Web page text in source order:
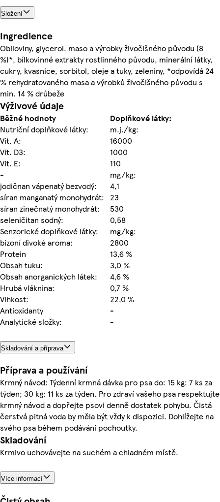
Složení
Ingredience
Obiloviny, glycerol, maso a výrobky živočišného původu (8
%)*, bílkovinné extrakty rostlinného původu, minerální látky,
cukry, kvasnice, sorbitol, oleje a tuky, zeleniny, *odpovídá 24
% rehydratovaného masa a výrobků živočišného původu s
min. 14 % drůbeže
Výživové údaje
Běžné hodnoty
Doplňkové látky:
Nutriční doplňkové látky:
m.j./kg:
Vit. A:
16000
Vit. D3:
1000
Vit. E:
110
-
mg/kg:
jodičnan vápenatý bezvodý:
4,1
síran manganatý monohydrát:
23
síran zinečnatý monohydrát:
530
seleničitan sodný:
0,58
Senzorické doplňkové látky:
mg/kg:
bizoní divoké aroma:
2800
Protein
13,6 %
Obsah tuku:
3,0 %
Obsah anorganických látek:
4,6 %
Hrubá vláknina:
0,7 %
Vlhkost:
22,0 %
Antioxidanty
-
Analytické složky:
-
Skladování a příprava
Příprava a používání
Krmný návod: Týdenní krmná dávka pro psa do: 15 kg: 7 ks za
týden; 30 kg: 11 ks za týden. Pro zdraví vašeho psa respektujte
krmný návod a dopřejte psovi denně dostatek pohybu. Čistá
čerstvá pitná voda by měla být vždy k dispozici. Dohlížejte na
svého psa během podávání pochoutky.
Skladování
Krmivo uchovávejte na suchém a chladném místě.
Více informací